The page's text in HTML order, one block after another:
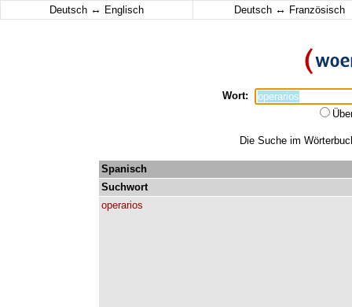
Deutsch ↔ Englisch Deutsch ↔ Französisch
Wort:
Die Suche im
Spanisch
Suchwort
operarios